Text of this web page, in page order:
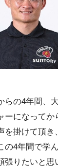
らの4年間、
ーになって
を掛けて頂き
の4年間で学
張りたいと思